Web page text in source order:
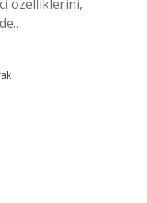
özelliklerini,